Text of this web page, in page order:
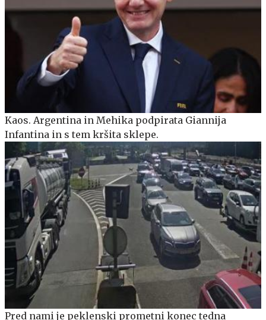
Kaos. Argentina in Mehika podpirata Giannija
Infantina in s tem kršita sklepe.
Pred nami je peklenski prometni konec tedna